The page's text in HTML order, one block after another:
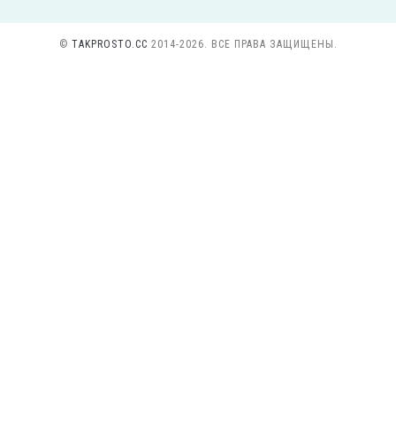
© TAKPROSTO.CC 2014-2026. ВСЕ ПРАВА ЗАЩИЩЕНЫ.